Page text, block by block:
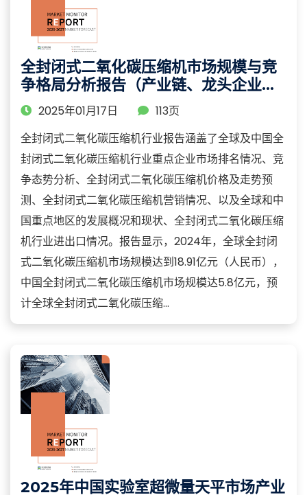
全封闭式二氧化碳压缩机市场规模与竞
争格局分析报告（产业链、龙头企业及
重点区域研究）
2025年01月17日
113页
全封闭式二氧化碳压缩机行业报告涵盖了全球及中国全
封闭式二氧化碳压缩机行业重点企业市场排名情况、竞
争态势分析、全封闭式二氧化碳压缩机价格及走势预
测、全封闭式二氧化碳压缩机营销情况、以及全球和中
国重点地区的发展概况和现状、全封闭式二氧化碳压缩
机行业进出口情况。报告显示，2024年，全球全封闭
式二氧化碳压缩机市场规模达到18.91亿元（人民币），
中国全封闭式二氧化碳压缩机市场规模达5.8亿元，预
计全球全封闭式二氧化碳压缩...
2025年中国实验室超微量天平市场产业